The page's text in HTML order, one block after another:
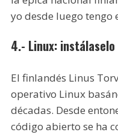
yo desde luego tengo
4.- Linux:
El finlandés Linus
operativo Linux
décadas. Desde
código abierto se ha